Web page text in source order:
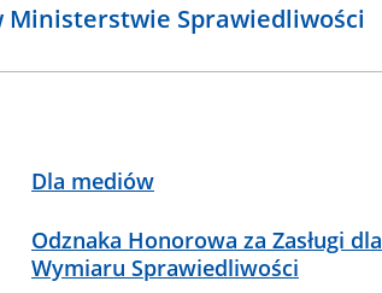
Ministerstwie Sprawiedliwości
Dla mediów
Odznaka Honorowa za Zasługi dla
Wymiaru Sprawiedliwości